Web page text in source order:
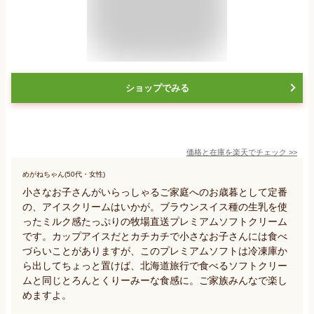
ショップでみる
価格と在庫を楽天でチェック >>
めがねちゃん(50代・女性)
小さなお子さんがいらっしゃるご家庭へのお歳暮として定番
の、アイスクリームはいかが。ブラウンスイス種の生乳を使
ったミルク感たっぷりの牧場直送プレミアムソフトクリーム
です。カップアイスだとカチカチで小さなお子さんには食べ
づらいことがありますが、このプレミアムソフトは冷凍庫か
ら出してちょっと置けば、北海道旅行で食べるソフトクリー
ムと同じとろんとくりーみーな食感に。ご家族みんなで楽し
めますよ。